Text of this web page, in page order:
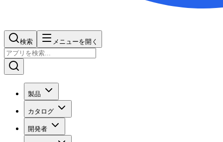
検索 メニューを開く
製品
カタログ
開発者